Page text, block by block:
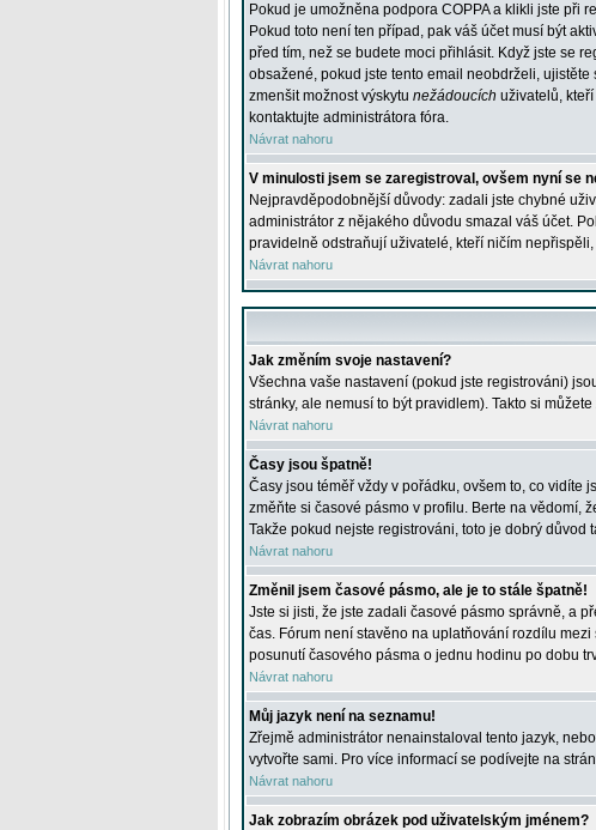
Pokud je umožněna podpora COPPA a klikli jste při
Pokud toto není ten případ, pak váš účet musí být
před tím, než se budete moci přihlásit. Když jste se
obsažené, pokud jste tento email neobdrželi,
zmenšit možnost výskytu nežádoucích uživatelů,
kontaktujte administrátora fóra.
Návrat nahoru
V minulosti jsem se zaregistroval, ovšem nyní se
Nejpravděpodobnější důvody: zadali jste chybné
administrátor z nějakého důvodu smazal váš účet.
pravidelně odstraňují uživatelé, kteří ničím
Návrat nahoru
Jak změním svoje nastavení?
Všechna vaše nastavení (pokud jste registrováni)
stránky, ale nemusí to být pravidlem). Takto si
Návrat nahoru
Časy jsou špatně!
Časy jsou téměř vždy v pořádku, ovšem to, co vidíte
změňte si časové pásmo v profilu. Berte na vědomí,
Takže pokud nejste registrováni, toto je dobrý důvod
Návrat nahoru
Změnil jsem časové pásmo, ale je to stále špatně!
Jste si jisti, že jste zadali časové pásmo správně, a
čas. Fórum není stavěno na uplatňování rozdílu
posunutí časového pásma o jednu hodinu po dobu
Návrat nahoru
Můj jazyk není na seznamu!
Zřejmě administrátor nenainstaloval tento jazyk,
vytvořte sami. Pro více informací se podívejte na
Návrat nahoru
Jak zobrazím obrázek pod uživatelským jménem?